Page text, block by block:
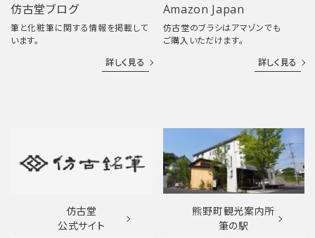
仿古堂ブログ
筆と化粧筆に関する情報を掲載して
います。
詳しく見る
Amazon Japan
仿古堂のブラシはアマゾンでも
ご購入いただけます。
詳しく見る
仿古堂
公式サイト
熊野町観光案内所
筆の駅